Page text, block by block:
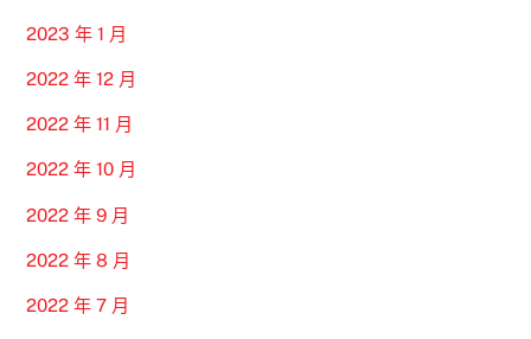
2023 年 1 月
2022 年 12 月
2022 年 11 月
2022 年 10 月
2022 年 9 月
2022 年 8 月
2022 年 7 月